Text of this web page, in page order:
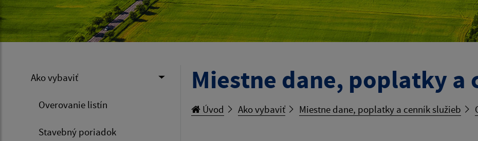
Ako vybaviť
Overovanie listín
Stavebný poriadok
Miestne dane, poplatky a
Úvod Ako vybaviť Miestne dane, poplatky a cenník služieb